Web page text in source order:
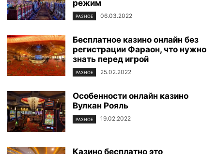
режим
РАЗНОЕ 06.03.2022
Бесплатное казино онлайн без
регистрации Фараон, что нужно
знать перед игрой
РАЗНОЕ 25.02.2022
Особенности онлайн казино
Вулкан Рояль
РАЗНОЕ 19.02.2022
Казино бесплатно это